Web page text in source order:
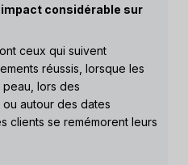
considérable sur
ceux qui suivent
réussis, lorsque les
lors des
autour des dates
clients se remémorent leurs